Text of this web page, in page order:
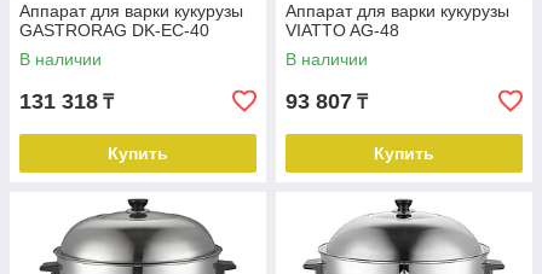
Аппарат для варки кукурузы
GASTRORAG DK-EC-40
В наличии
131 318 ₸
Купить
Аппарат для варки кукурузы
VIATTO AG-48
В наличии
93 807 ₸
Купить